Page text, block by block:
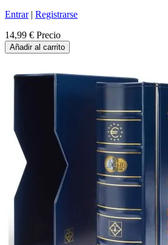
Entrar| Registrarse
14,99 € Precio
Añadir al carrito